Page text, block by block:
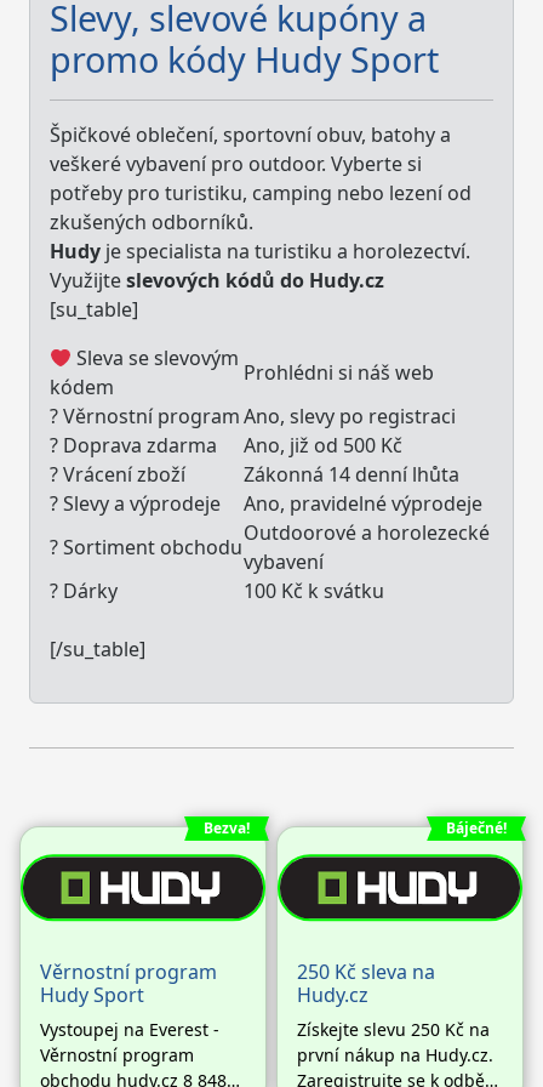
Slevy, slevové kupóny a
promo kódy Hudy Sport
Špičkové oblečení, sportovní obuv, batohy a
veškeré vybavení pro outdoor. Vyberte si
potřeby pro turistiku, camping nebo lezení od
zkušených odborníků.
Hudy je specialista na turistiku a horolezectví.
Využijteslevových kódů do Hudy.cz
[su_table]
Sleva se slevovým
kódem
Prohlédni si náš web
? Věrnostní programAno, slevy po registraci
? Doprava zdarma
Ano, již od 500 Kč
? Vrácení zboží
Zákonná 14 denní lhůta
? Slevy a výprodeje
Ano, pravidelné výprodeje
? Sortiment obchodu
Outdoorové a horolezecké
vybavení
? Dárky
100 Kč k svátku
[/su_table]
Bezva!
Věrnostní program
Hudy Sport
Vystoupej na Everest -
Věrnostní program
obchodu hudy.cz 8 848
Báječné!
250 Kč sleva na
Hudy.cz
Získejte slevu 250 Kč na
první nákup na Hudy.cz.
Zaregistrujte se k odběru